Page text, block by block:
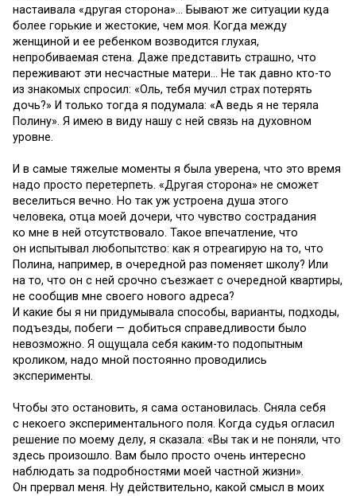
настаивала «другая сторона»… Бывают же ситуации куда
более горькие и жестокие, чем моя. Когда между
женщиной и ее ребенком возводится глухая,
непробиваемая стена. Даже представить страшно, что
переживают эти несчастные матери… Не так давно кто-то
из знакомых спросил: «Оль, тебя мучил страх потерять
дочь?» И только тогда я подумала: «А ведь я не теряла
Полину». Я имею в виду нашу с ней связь на духовном
уровне.
И в самые тяжелые моменты я была уверена, что это время
надо просто перетерпеть. «Другая сторона» не сможет
веселиться вечно. Но так уж устроена душа этого
человека, отца моей дочери, что чувство сострадания
ко мне в ней отсутствовало. Такое впечатление, что
он испытывал любопытство: как я отреагирую на то, что
Полина, например, в очередной раз поменяет школу? Или
на то, что он с ней срочно съезжает с очередной квартиры,
не сообщив мне своего нового адреса?
И какие бы я ни придумывала способы, варианты, подходы,
подъезды, побеги — добиться справедливости было
невозможно. Я ощущала себя каким-то подопытным
кроликом, надо мной постоянно проводились
эксперименты.
Чтобы это остановить, я сама остановилась. Сняла себя
с некоего экспериментального поля. Когда судья огласил
решение по моему делу, я сказала: «Вы так и не поняли, что
здесь произошло. Вам было просто очень интересно
наблюдать за подробностями моей частной жизни».
Он прервал меня. Ну действительно, какой смысл в моих